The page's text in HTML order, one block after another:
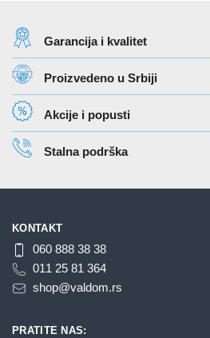
Garancija i kvalitet
Proizvedeno u Srbiji
Akcije i popusti
Stalna podrška
KONTAKT
060 888 38 38
011 25 81 364
shop@valdom.rs
PRATITE NAS: